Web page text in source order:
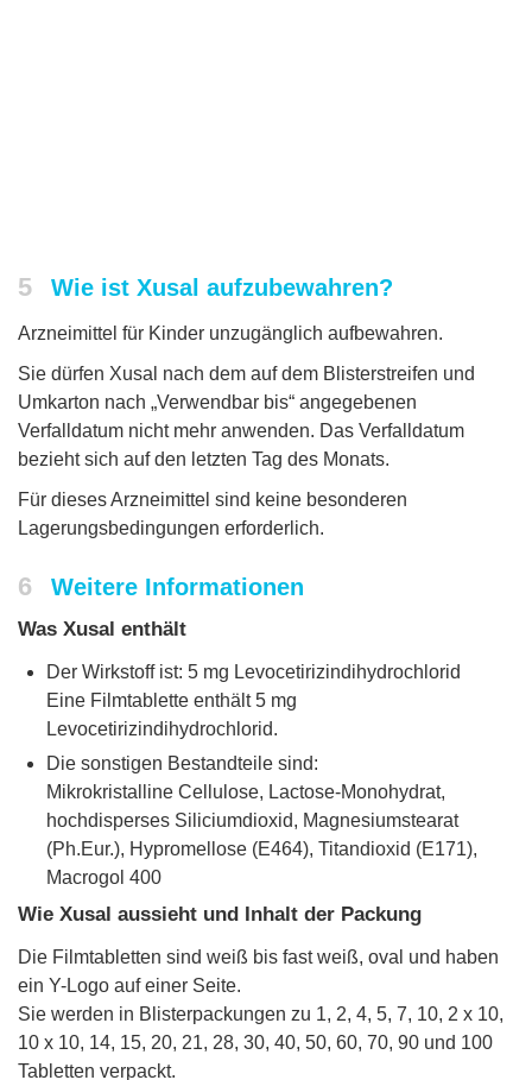
5 Wie ist Xusal aufzubewahren?
Arzneimittel für Kinder unzugänglich aufbewahren.
Sie dürfen Xusal nach dem auf dem Blisterstreifen und
Umkarton nach „Verwendbar bis“ angegebenen
Verfalldatum nicht mehr anwenden. Das Verfalldatum
bezieht sich auf den letzten Tag des Monats.
Für dieses Arzneimittel sind keine besonderen
Lagerungsbedingungen erforderlich.
6 Weitere Informationen
Was Xusal enthält
Der Wirkstoff ist: 5 mg Levocetirizindihydrochlorid
Eine Filmtablette enthält 5 mg
Levocetirizindihydrochlorid.
Die sonstigen Bestandteile sind:
Mikrokristalline Cellulose, Lactose-Monohydrat,
hochdisperses Siliciumdioxid, Magnesiumstearat
(Ph.Eur.), Hypromellose (E464), Titandioxid (E171),
Macrogol 400
Wie Xusal aussieht und Inhalt der Packung
Die Filmtabletten sind weiß bis fast weiß, oval und haben
ein Y-Logo auf einer Seite.
Sie werden in Blisterpackungen zu 1, 2, 4, 5, 7, 10, 2 x 10,
10 x 10, 14, 15, 20, 21, 28, 30, 40, 50, 60, 70, 90 und 100
Tabletten verpackt.